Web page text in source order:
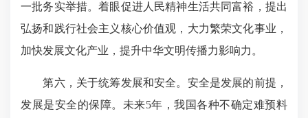
一批务实举措。着眼促进人民精神生活共同富裕，提出
弘扬和践行社会主义核心价值观，大力繁荣文化事业，
加快发展文化产业，提升中华文明传播力影响力。
第六，关于统筹发展和安全。安全是发展的前提，
发展是安全的保障。未来5年，我国各种不确定难预料